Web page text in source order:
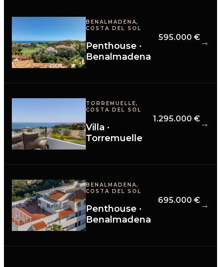
BENALMADENA,
COSTA DEL SOL
Penthouse ·
Benalmadena
595.000 €→
TORREMUELLE,
COSTA DEL SOL
Villa ·
Torremuelle
1.295.000 €→
BENALMADENA,
COSTA DEL SOL
Penthouse ·
Benalmadena
695.000 €→